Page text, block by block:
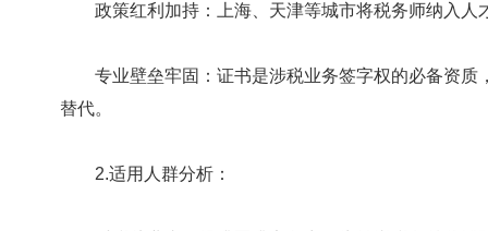
政策红利加持：上海、天津等城市将税务师纳入人
专业壁垒牢固：证书是涉税业务签字权的必备资质
替代。
2.适用人群分析：